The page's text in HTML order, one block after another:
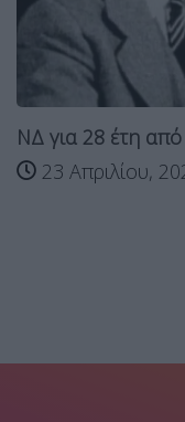
ΝΔ για 28 έτη
23 Απριλίου,